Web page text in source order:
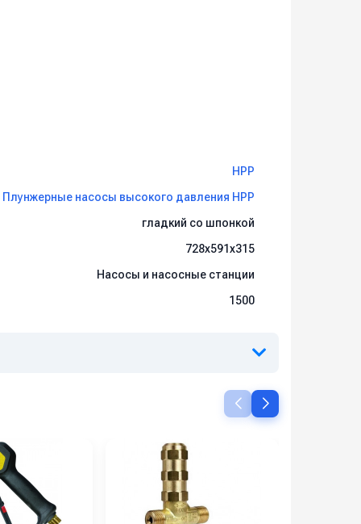
HPP
Плунжерные насосы высокого давления HPP
гладкий со шпонкой
728х591х315
Насосы и насосные станции
1500